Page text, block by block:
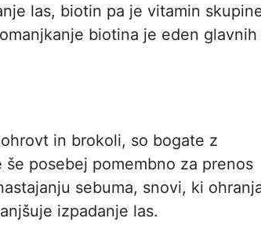
las, biotin pa je vitamin
biotina je eden glavnih
ohrovt in brokoli, so bogate z
posebej pomembno za prenos
sebuma, snovi, ki
izpadanje las.